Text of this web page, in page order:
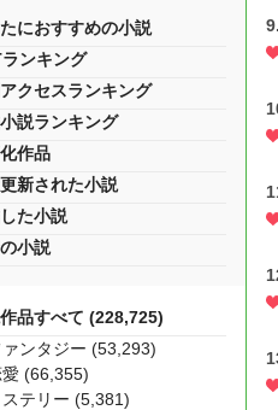
におすすめの小説
ンキング
クセスランキング
説ランキング
作品
新された小説
た小説
小説
品すべて (228,725)
ァンタジー (53,293)
(66,355)
ステリー (5,381)